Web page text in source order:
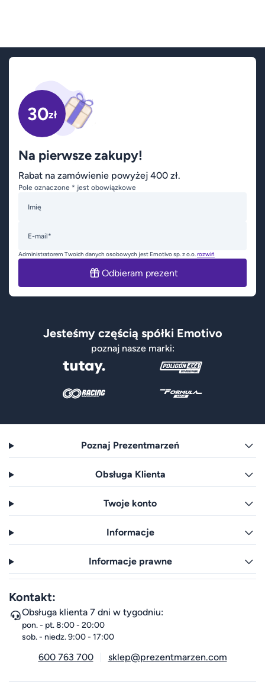
30zł
Na pierwsze zakupy!
Rabat na zamówienie powyżej 400 zł.
Pole oznaczone * jest obowiązkowe
Imię
E-mail*
Administratorem Twoich danych osobowych jest Emotivo sp. z o.o.rozwiń
Odbieram prezent
Jesteśmy częścią spółki Emotivo
poznaj nasze marki:
Poznaj Prezentmarzeń
Obsługa Klienta
Twoje konto
Informacje
Informacje prawne
Kontakt:
Obsługa klienta 7 dni w tygodniu:
pon. - pt. 8:00 - 20:00
sob. - niedz. 9:00 - 17:00
600 763 700 sklep@prezentmarzen.com